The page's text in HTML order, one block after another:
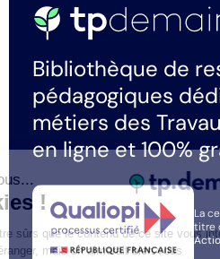
Bibliothèque de
pédagogiques
métiers des
en ligne et 100%
La
titre
Salut c'est nous...
les Cookies !
On a attendu d'être sûrs que le contenu
avant de vous déranger, mais on